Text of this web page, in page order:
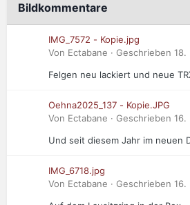
Bildkommentare
IMG_7572 - Kopie.jpg
Von Ectabane · Geschrieben 18.
Felgen neu lackiert und neue
Oehna2025_137 - Kopie.JPG
Von Ectabane · Geschrieben 16.
Und seit diesem Jahr im neuen
IMG_6718.jpg
Von Ectabane · Geschrieben 16.